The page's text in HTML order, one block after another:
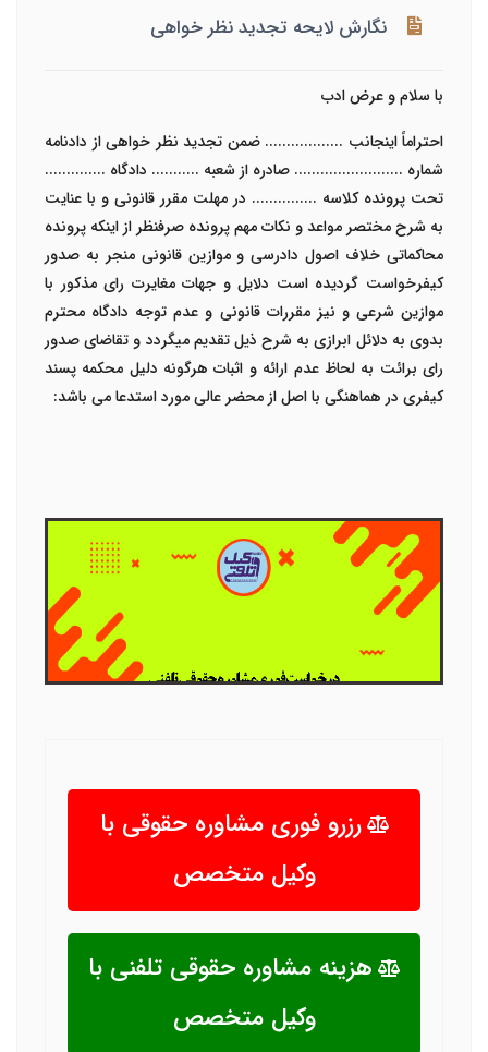
نگارش لایحه تجدید نظر خواهی
با سلام و عرض ادب
احتراماً اینجانب .................. ضمن تجدید نظر خواهی از دادنامه
شماره ......................... صادره از شعبه ........... دادگاه ..............
تحت پرونده کلاسه ............... در مهلت مقرر قانونی و با عنایت
به شرح مختصر مواعد و نکات مهم پرونده صرفنظر از اینکه پرونده
محاکماتی خلاف اصول دادرسی و موازین قانونی منجر به صدور
کیفرخواست گردیده است دلایل و جهات مغایرت رای مذکور با
موازین شرعی و نیز مقررات قانونی و عدم توجه دادگاه محترم
بدوی به دلائل ابرازی به شرح ذیل تقدیم میگردد و تقاضای صدور
رای برائت به لحاظ عدم ارائه و اثبات هرگونه دلیل محکمه پسند
کیفری در هماهنگی با اصل از محضر عالی مورد استدعا می باشد:
رزرو فوری مشاوره حقوقی با
وکیل متخصص
هزینه مشاوره حقوقی تلفنی با
وکیل متخصص